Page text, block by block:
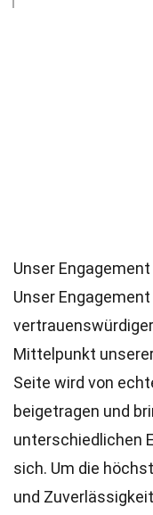
Unser
Unser
Mittelpunkt
Seite wird von
beigetragen und
unterschiedlichen
sich. Um die
und